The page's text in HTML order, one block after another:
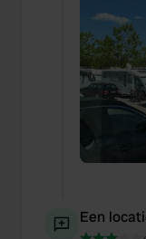
Een